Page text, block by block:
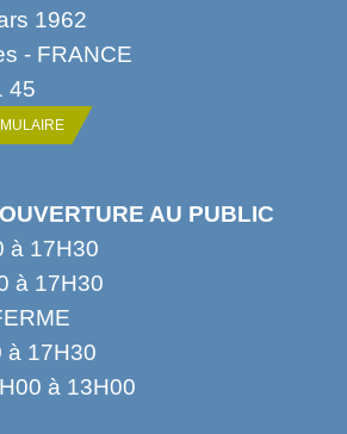
1962
- FRANCE
45
AU PUBLIC
à 17H30
à 17H30
à 17H30
à 13H00